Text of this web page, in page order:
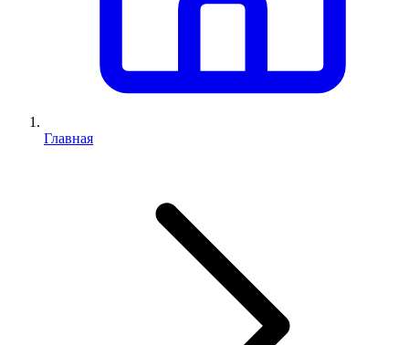
Главная